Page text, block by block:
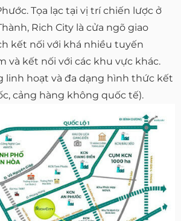
Tọa lạc tại vị trí chiến lược ở
Rich City là cửa ngõ giao
kết nối với khá nhiều tuyến
và kết nối với các khu vực khác.
linh hoạt và đa dạng hình thức kết
cảng hàng không quốc tế).